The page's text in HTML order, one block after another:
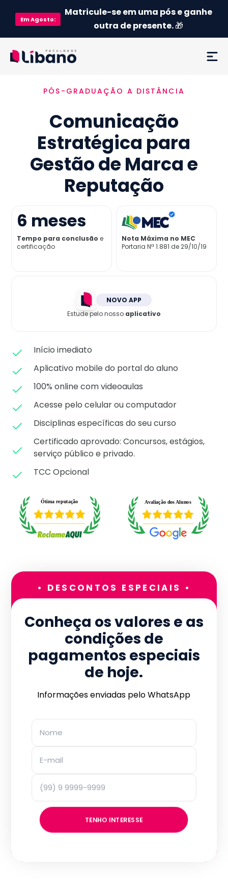
EmAgosto:
Matricule-se em uma pós e ganhe
outra de presente.🎁
Ementa
Como funciona
Credenciamento MEC
Matricule-se
PÓS-GRADUAÇÃO A DISTÂNCIA
Comunicação
Estratégica para
Gestão de Marca e
Reputação
6 meses
Tempo para conclusão e
certificação
Nota Máxima no MEC
Portaria Nª 1.881 de 29/10/19
NOVO APP
Estude pelo nosso aplicativo
Início imediato
Aplicativo mobile do portal do aluno
100% online com videoaulas
Acesse pelo celular ou computador
Disciplinas específicas do seu curso
Certificado aprovado: Concursos, estágios,
serviço público e privado.
TCC Opcional
• DESCONTOS ESPECIAIS •
Conheça os valores e as
condições de
pagamentos especiais
de hoje.
Informações enviadas pelo WhatsApp
TENHO INTERESSE